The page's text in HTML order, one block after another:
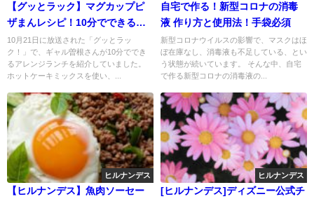
【グッとラック】マグカップピ
ザまんレシピ！10分でできる簡
単ランチ
10月21日に放送された「グッとラッ
ク！」で、ギャル曽根さんが10分ででき
るアレンジランチを紹介していました。
ホットケーキミックスを使い、...
自宅で作る！新型コロナの消毒
液 作り方と使用法！手袋必須
新型コロナウイルスの影響で、マスクはほ
ぼ在庫なし、消毒液も不足している、とい
う状態が続いています。 そんな中、自宅
で作る新型コロナの消毒液の...
ヒルナンデス
【ヒルナンデス】魚肉ソーセー
ヒルナンデス
[ヒルナンデス]ディズニー公式チ